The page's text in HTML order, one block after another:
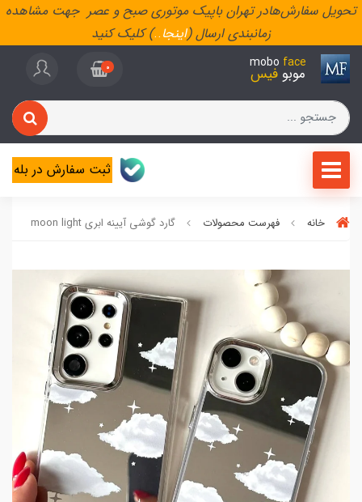
تحویل سفارش‌هادر تهران باپیک موتوری صبح و عصر جهت مشاهده
زمانبندی ارسال (اینجا..) کلیک کنید
mobo face
موبو فیس 0
ثبت سفارش در بله
خانه فهرست محصولات گارد گوشی آیینه ابری moon light